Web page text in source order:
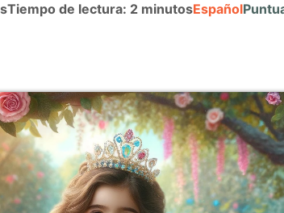
Tiempo de lectura: 2 minutosEspañol